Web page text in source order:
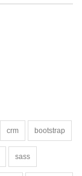
crm bootstrap
sass